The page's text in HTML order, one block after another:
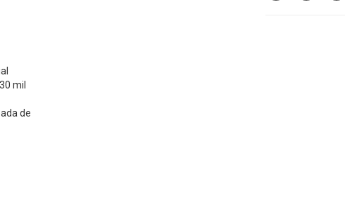
mil
de